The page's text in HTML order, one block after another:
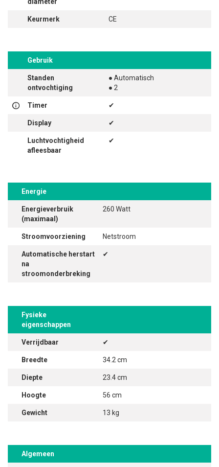
Keurmerk CE
Gebruik
Standen
ontvochtiging
● Automatisch
● 2
Timer ✔
Display ✔
Luchtvochtigheid
afleesbaar
✔
Energie
Energieverbruik
(maximaal)
260 Watt
Stroomvoorziening Netstroom
Automatische herstart
na
stroomonderbreking
✔
Fysieke
eigenschappen
Verrijdbaar ✔
Breedte 34.2 cm
Diepte 23.4 cm
Hoogte 56 cm
Gewicht 13 kg
Algemeen